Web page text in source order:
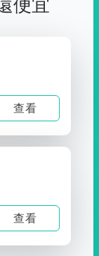
便宜
查看
查看